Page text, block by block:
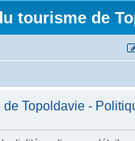
tourisme de
de Topoldavie -